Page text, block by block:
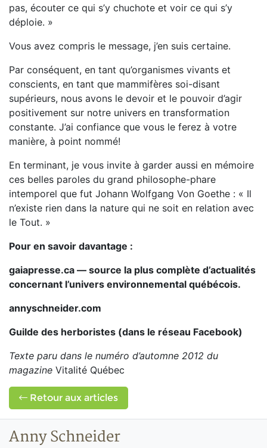
pas, écouter ce qui s’y chuchote et voir ce qui s’y
déploie. »
Vous avez compris le message, j’en suis certaine.
Par conséquent, en tant qu’organismes vivants et
conscients, en tant que mammifères soi-disant
supérieurs, nous avons le devoir et le pouvoir d’agir
positivement sur notre univers en transformation
constante. J’ai confiance que vous le ferez à votre
manière, à point nommé!
En terminant, je vous invite à garder aussi en mémoire
ces belles paroles du grand philosophe-phare
intemporel que fut Johann Wolfgang Von Goethe : « Il
n’existe rien dans la nature qui ne soit en relation avec
le Tout. »
Pour en savoir davantage :
gaiapresse.ca — source la plus complète d’actualités
concernant l’univers environnemental québécois.
annyschneider.com
Guilde des herboristes (dans le réseau Facebook)
Texte paru dans le numéro d’automne 2012 du
magazine Vitalité Québec
Retour aux articles
Anny Schneider